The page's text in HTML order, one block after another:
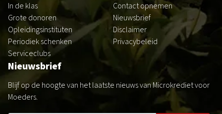
In de klas
Grote donoren
Opleidingsinstituten
Periodiek schenken
Serviceclubs
Contact opnemen
Nieuwsbrief
Disclaimer
Privacybeleid
Nieuwsbrief
Blijf op de hoogte van het laatste nieuws van Microkrediet voor
Moeders.